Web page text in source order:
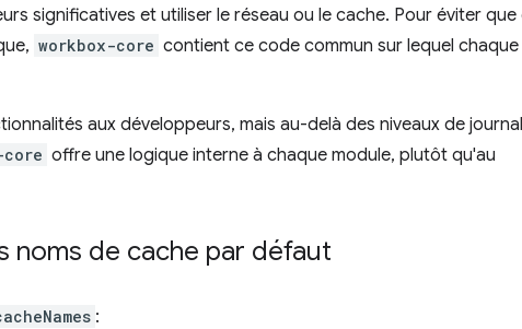
significatives et utiliser le réseau ou le cache. Pour éviter
workbox-core contient ce code commun sur lequel
aux développeurs, mais au-delà des niveaux de
core offre une logique interne à chaque module, plutôt qu'au
noms de cache par défaut
: